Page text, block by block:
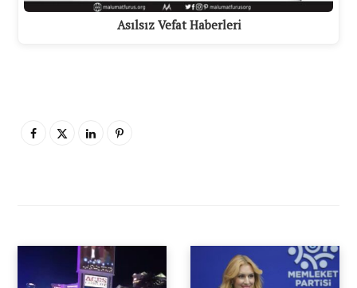
Asılsız Vefat Haberleri